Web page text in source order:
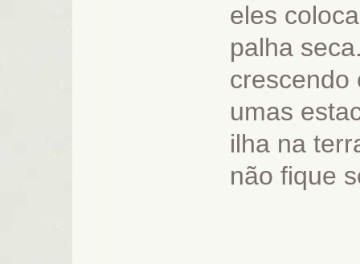
eles
palha
crescendo
umas
ilha na
não fique